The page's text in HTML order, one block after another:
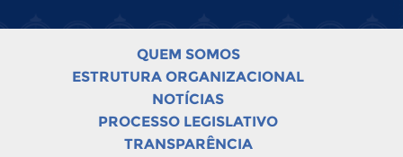
QUEM SOMOS
ESTRUTURA ORGANIZACIONAL
NOTÍCIAS
PROCESSO LEGISLATIVO
TRANSPARÊNCIA